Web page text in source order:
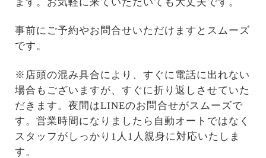
事前にご予約やお問合せいただけますとスムーズ
です。
※店頭の混み具合により、すぐに電話に出れない
場合もございますが、すぐに折り返しさせていた
だきます。夜間はLINEのお問合せがスムーズで
す。営業時間になりましたら自動オートではなく
スタッフがしっかり1人1人親身に対応いたしま
す。